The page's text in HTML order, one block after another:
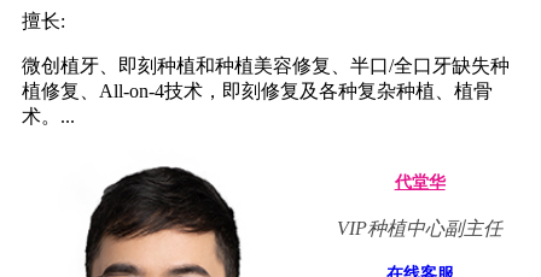
擅长:
微创植牙、即刻种植和种植美容修复、半口/全口牙缺失种
植修复、All-on-4技术，即刻修复及各种复杂种植、植骨
术。...
代堂华
VIP种植中心副主任